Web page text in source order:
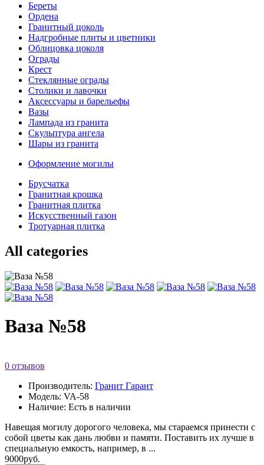
Береты
Ордена
Гранитный цоколь
Надгробные плиты и цветники
Облицовка цоколя
Ограды
Крест
Стеклянные ограды
Столики и лавочки
Аксессуары и барельефы
Вазы
Лампада из гранита
Скульптура ангела
Шары из гранита
Оформление могилы
Брусчатка
Гранитная крошка
Гранитная плитка
Искусственный газон
Тротуарная плитка
All categories
Ваза №58
0 отзывов
Производитель: Гранит Гарант
Модель: VA-58
Наличие: Есть в наличии
Навещая могилу дорогого человека, мы стараемся принести с
собой цветы как дань любви и памяти. Поставить их лучше в
специальную емкость, например, в ...
9000руб.